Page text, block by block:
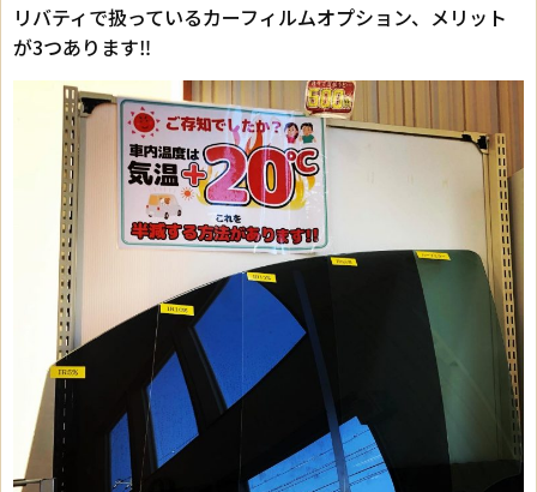
リバティで扱っているカーフィルムオプション、メリット
が3つあります‼︎